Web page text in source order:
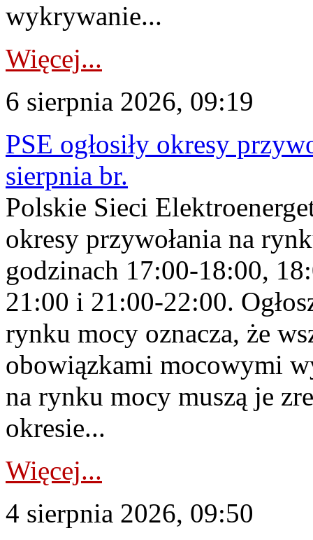
wykrywanie...
Więcej...
6 sierpnia 2026, 09:19
PSE ogłosiły okresy
sierpnia br.
Polskie Sieci
okresy przywołania na
godzinach 17:00-18:00,
21:00 i 21:00-22:00.
rynku mocy oznacza, że
obowiązkami mocowymi
na rynku mocy muszą je
okresie...
Więcej...
4 sierpnia 2026, 09:50